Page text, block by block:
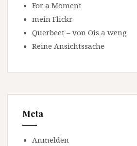
For a Moment
mein Flickr
Querbeet – von Ois a weng
Reine Ansichtssache
Meta
Anmelden